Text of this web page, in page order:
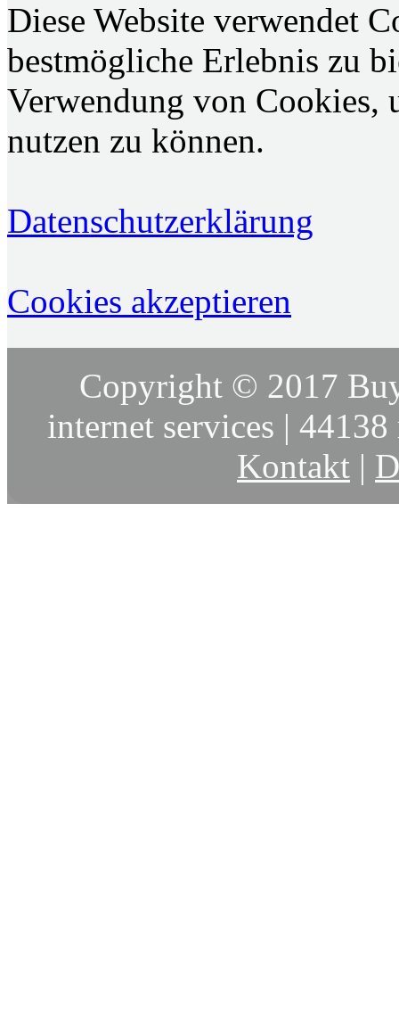
Diese Website verwendet
bestmögliche Erlebnis zu
Verwendung von Cookies,
nutzen zu können.
Datenschutzerklärung
Cookies akzeptieren
Copyright © 2017
internet services |
Kontakt |